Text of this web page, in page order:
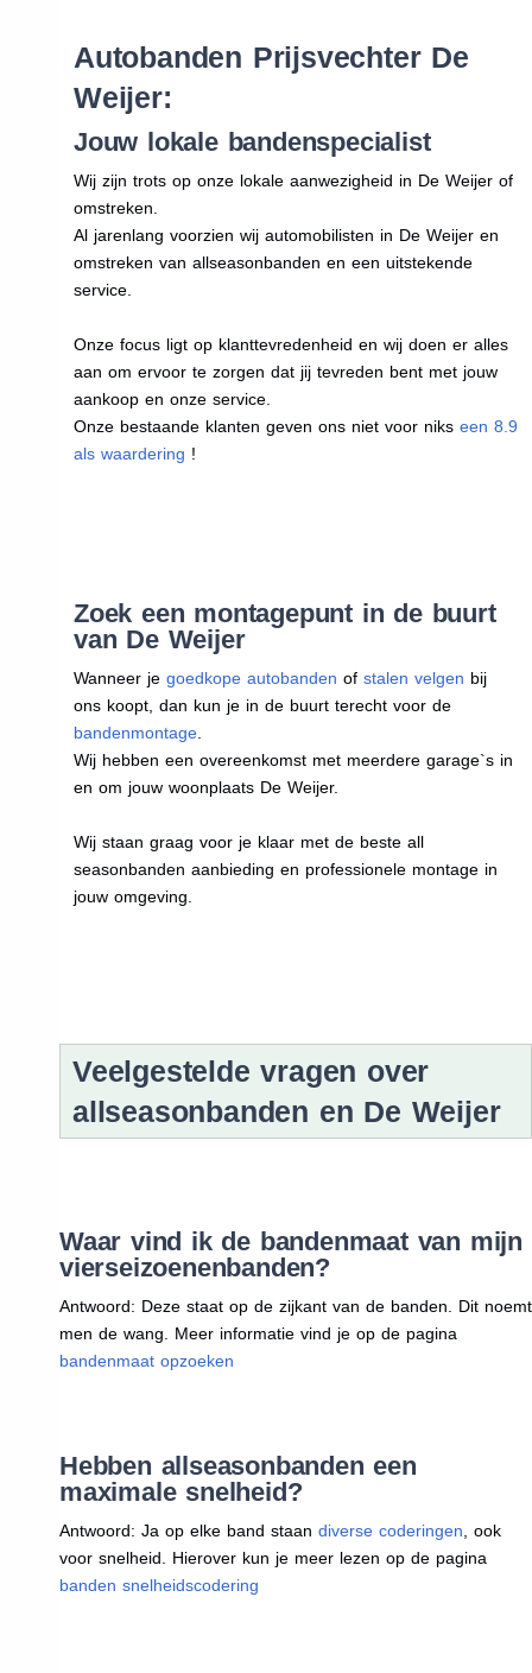
Autobanden Prijsvechter De
Weijer:
Jouw lokale bandenspecialist
Wij zijn trots op onze lokale aanwezigheid in De Weijer of
omstreken.
Al jarenlang voorzien wij automobilisten in De Weijer en
omstreken van allseasonbanden en een uitstekende
service.
Onze focus ligt op klanttevredenheid en wij doen er alles
aan om ervoor te zorgen dat jij tevreden bent met jouw
aankoop en onze service.
Onze bestaande klanten geven ons niet voor niks een 8.9
als waardering !
Zoek een montagepunt in de buurt
van De Weijer
Wanneer je goedkope autobanden of stalen velgen bij
ons koopt, dan kun je in de buurt terecht voor de
bandenmontage.
Wij hebben een overeenkomst met meerdere garage`s in
en om jouw woonplaats De Weijer.
Wij staan graag voor je klaar met de beste all
seasonbanden aanbieding en professionele montage in
jouw omgeving.
Veelgestelde vragen over
allseasonbanden en De Weijer
Waar vind ik de bandenmaat van mijn
vierseizoenenbanden?
Antwoord: Deze staat op de zijkant van de banden. Dit noemt
men de wang. Meer informatie vind je op de pagina
bandenmaat opzoeken
Hebben allseasonbanden een
maximale snelheid?
Antwoord: Ja op elke band staan diverse coderingen , ook
voor snelheid. Hierover kun je meer lezen op de pagina
banden snelheidscodering